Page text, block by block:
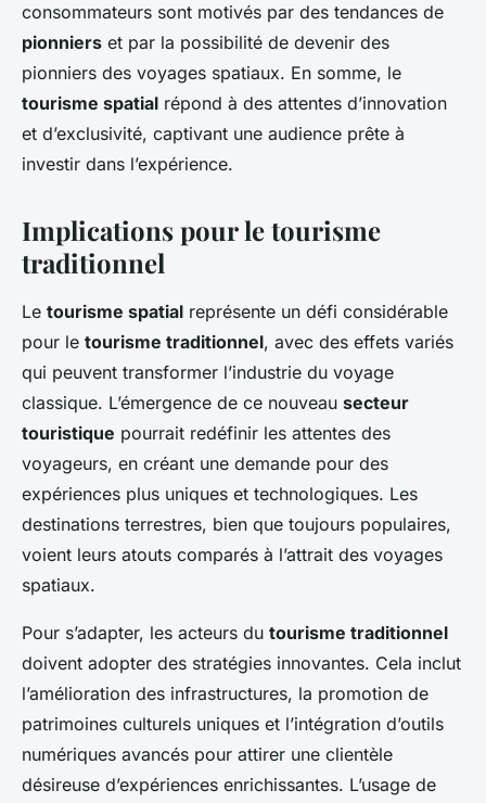
consommateurs sont motivés par des tendances de
pionniers et par la possibilité de devenir des
pionniers des voyages spatiaux. En somme, le
tourisme spatial répond à des attentes d’innovation
et d’exclusivité, captivant une audience prête à
investir dans l’expérience.
Implications pour le tourisme
traditionnel
Le tourisme spatial représente un défi considérable
pour le tourisme traditionnel, avec des effets variés
qui peuvent transformer l’industrie du voyage
classique. L’émergence de ce nouveau secteur
touristique pourrait redéfinir les attentes des
voyageurs, en créant une demande pour des
expériences plus uniques et technologiques. Les
destinations terrestres, bien que toujours populaires,
voient leurs atouts comparés à l’attrait des voyages
spatiaux.
Pour s’adapter, les acteurs du tourisme traditionnel
doivent adopter des stratégies innovantes. Cela inclut
l’amélioration des infrastructures, la promotion de
patrimoines culturels uniques et l’intégration d’outils
numériques avancés pour attirer une clientèle
désireuse d’expériences enrichissantes. L’usage de